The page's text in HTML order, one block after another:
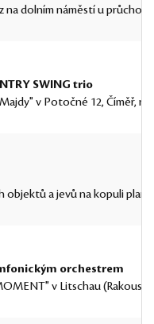
na dolním náměstí u
SWING trio
v Potočné 12, Číměř,
a jevů na kopuli
orchestrem
v Litschau